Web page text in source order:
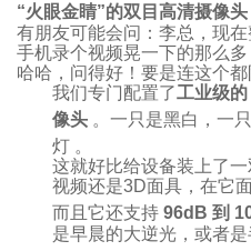
“火眼金睛”的双目高清摄像头
有朋友可能会问：李总，现
手机录个视频晃一下的那么
哈哈，问得好！要是连这个
我们专门配置了工业级
像头 。一只是黑白，一
灯 。
这就好比给设备装上了一
视频还是3D面具，在它
而且它还支持 96dB 到
是早晨的大逆光，或者